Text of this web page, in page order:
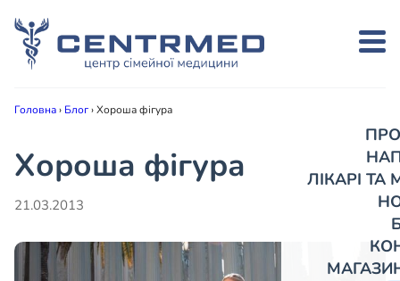
ЛІКАРІ
Головна› Блог›Хороша фігура
Хороша фігура
21.03.2013